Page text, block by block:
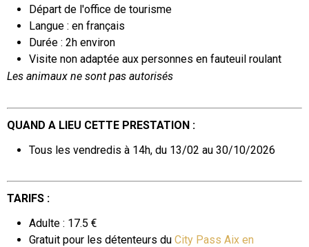
Départ de l'office de tourisme
Langue : en français
Durée : 2h environ
Visite non adaptée aux personnes en fauteuil roulant
​Les animaux ne sont pas autorisés
QUAND A LIEU CETTE PRESTATION :
Tous les vendredis à 14h, du 13/02 au 30/10/2026
TARIFS :
Adulte : 17.5 €
Gratuit pour les détenteurs du City Pass Aix en